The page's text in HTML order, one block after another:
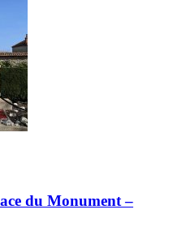
du Monument –